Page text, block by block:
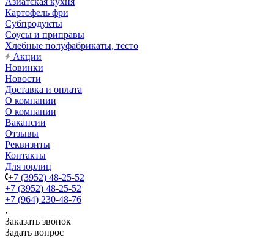
Картофель фри
Субпродукты
Соусы и приправы
Хлебные полуфабрикаты, тесто
Акции
Новинки
Новости
Доставка и оплата
О компании
О компании
Вакансии
Отзывы
Реквизиты
Контакты
Для юрлиц
+7 (3952) 48-25-52
+7 (3952) 48-25-52
+7 (964) 230-48-76
Заказать звонок
Задать вопрос